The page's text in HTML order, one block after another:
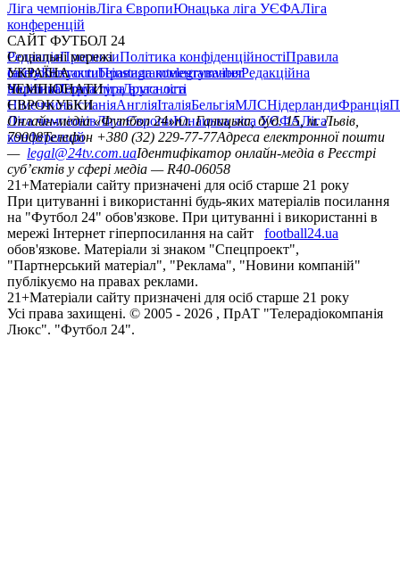
Ліга чемпіонівЛіга ЄвропиЮнацька ліга УЄФАЛіга
конференцій
САЙТ ФУТБОЛ 24
РедакціяПрогнозиПолітика конфіденційностіПравила
сайтуКонтактиПравила коментуванняРедакційна
політикаСтруктура власності
Соціальні мережі
facebookxyoutubeinstagramtelegramviber
УКРАЇНА
УкраїнаПерша лігаДруга ліга
ЧЕМПІОНАТИ
НімеччинаІспаніяАнгліяІталіяБельгіяМЛСНідерландиФранція
ЄВРОКУБКИ
Ліга чемпіонівЛіга ЄвропиЮнацька ліга УЄФАЛіга
конференцій
Онлайн-медіа «Футбол 24»пл. Галицька, буд. 15, м. Львів,
79008Телефон +380 (32) 229-77-77Адреса електронної пошти
— legal@24tv.com.uaІдентифікатор онлайн-медіа в Реєстрі
суб’єктів у сфері медіа — R40-06058
21+Матеріали сайту призначені для осіб старше 21 року
При цитуванні і використанні будь-яких матеріалів посилання
на "Футбол 24" обов'язкове. При цитуванні і використанні в
мережі Інтернет гіперпосилання на сайт
football24.ua
обов'язкове. Матеріали зі знаком "Спецпроект",
"Партнерський матеріал", "Реклама", "Новини компаній"
публікуємо на правах реклами.
21+Матеріали сайту призначені для осіб старше 21 року
Усi права захищенi. © 2005 - 2026 , ПрАТ "Телерадіокомпанія
Люкс". "Футбол 24".